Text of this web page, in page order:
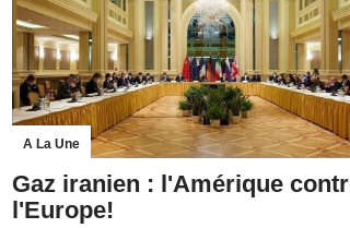
A La Une
Gaz iranien : l'Amérique
l'Europe!